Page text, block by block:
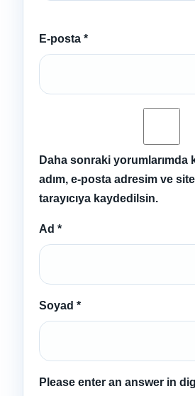
E-posta *
Daha sonraki yorumlarımda
adım, e-posta adresim ve
tarayıcıya kaydedilsin.
Ad *
Soyad *
Please enter an answer in